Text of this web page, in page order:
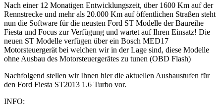
Nach einer 12 Monatigen Entwicklungszeit, über 1600 Km auf der
Rennstrecke und mehr als 20.000 Km auf öffentlichen Straßen steht
nun die Software für die neusten Ford ST Modelle der Baureihe
Fiesta und Focus zur Verfügung und wartet auf Ihren Einsatz! Die
neuen ST Modelle verfügen über ein Bosch MED17
Motorsteuergerät bei welchen wir in der Lage sind, diese Modelle
ohne Ausbau des Motorsteuergerätes zu tunen (OBD Flash)
Nachfolgend stellen wir Ihnen hier die aktuellen Ausbaustufen für
den Ford Fiesta ST2013 1.6 Turbo vor.
INFO: